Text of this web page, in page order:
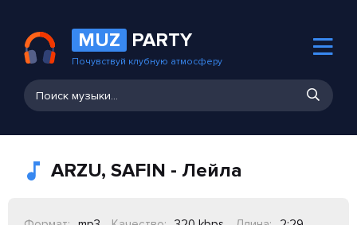
MUZ PARTY
Почувствуй клубную атмосферу
ARZU, SAFIN - Лейла